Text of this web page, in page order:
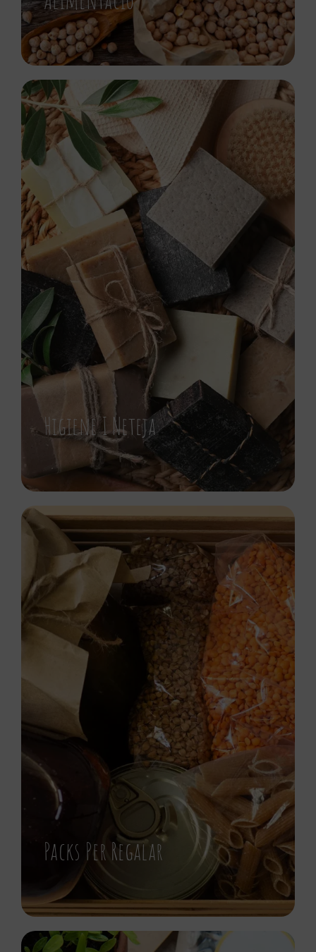
Higiene I Neteja
Packs Per Regalar